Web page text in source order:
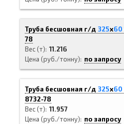
Труба бесшовная г/д 325х60
78
Вес (т) 11.216
Цена (руб./тонну)
по запросу
Труба бесшовная г/д 325х60
8732-78
Вес (т) 11.957
Цена (руб./тонну)
по запросу